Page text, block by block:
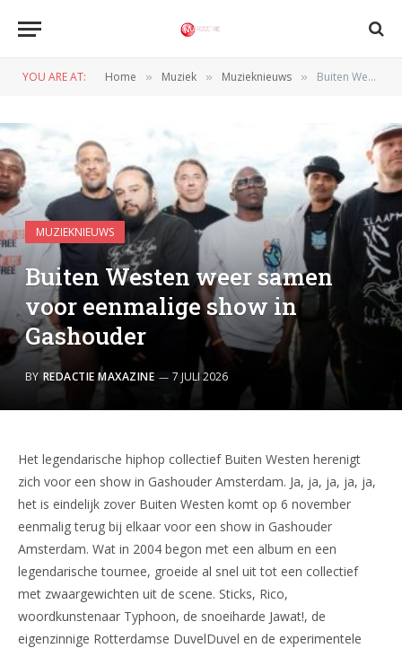
YOU ARE AT: Home » Muziek » Muzieknieuws » Buiten Westen weer samen voor eenmalige show in Gashouder
MUZIEKNIEUWS
Buiten Westen weer samen
voor eenmalige show in
Gashouder
BY REDACTIE MAXAZINE 7 JULI 2026
Het legendarische hiphop collectief Buiten Westen herenigt
zich voor een show in Gashouder Amsterdam. Ja, ja, ja, ja, ja,
het is eindelijk zover Buiten Westen komt op 6 november
eenmalig terug bij elkaar voor een show in Gashouder
Amsterdam. Wat in 2004 begon met een album en een
legendarische tournee, groeide al snel uit tot een collectief
met zwaargewichten uit de scene. Sticks, Rico,
woordkunstenaar Typhoon, de snoeiharde Jawat!, de
eigenzinnige Rotterdamse DuvelDuvel en de experimentele